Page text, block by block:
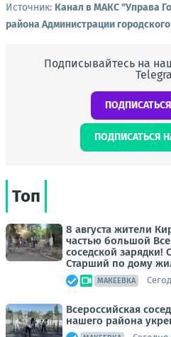
Источник: Канал в МАКС "Управа
района Администрации
Подписывайтесь на
ПОДПИСАТЬСЯ НА
Топ
8 августа жители
частью большой
соседской зарядки!
Старший по дому
МАКЕЕВКА
Всероссийская
нашего района